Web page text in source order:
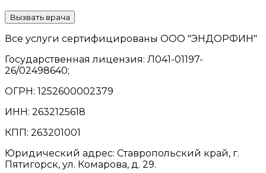
Вызвать врача
Все услуги сертифицированы ООО "ЭНДОРФИН"
Государственная лицензия: Л041-01197-
26/02498640;
ОГРН: 1252600002379
ИНН: 2632125618
КПП: 263201001
Юридический адрес: Ставропольский край, г.
Пятигорск, ул. Комарова, д. 29.